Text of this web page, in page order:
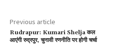
Previous article
Rudrapur: Kumari Shelja कल
आएंगी रुद्रपुर, चुनावी रणनीति पर होगी चर्चा